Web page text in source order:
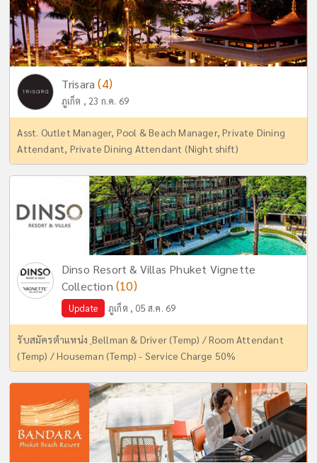
Trisara(4)
ภูเก็ต , 23 ก.ค. 69
Asst. Outlet Manager, Pool & Beach Manager, Private Dining
Attendant, Private Dining Attendant (Night shift)
Dinso Resort & Villas Phuket Vignette
Collection (10)
Update ภูเก็ต , 05 ส.ค. 69
รับสมัครตำแหน่ง ฺBellman & Driver (Temp) / Room Attendant
(Temp) / Houseman (Temp) - Service Charge 50%